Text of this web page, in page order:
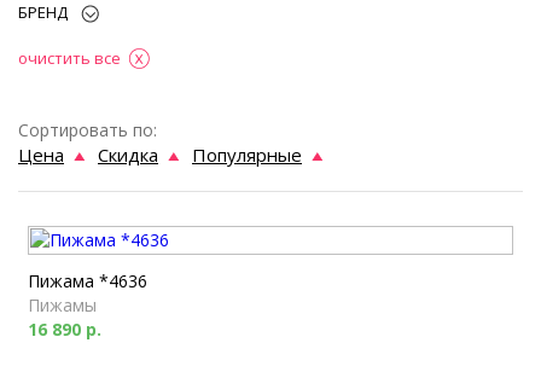
БРЕНД
очистить все
Сортировать по:
Цена Скидка Популярные
Пижама *4636
Пижамы
16 890 р.